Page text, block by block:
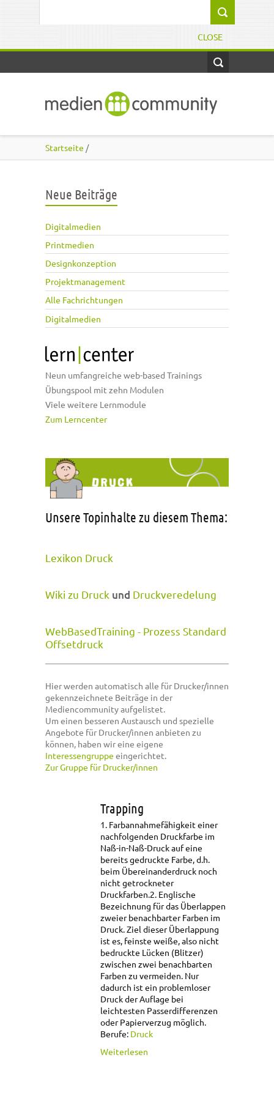
CLOSE
Startseite /
Neue Beiträge
Digitalmedien
Printmedien
Designkonzeption
Projektmanagement
Alle Fachrichtungen
Digitalmedien
Neun umfangreiche web-based Trainings
Übungspool mit zehn Modulen
Viele weitere Lernmodule
Zum Lerncenter
Unsere Topinhalte zu diesem Thema:
Lexikon Druck
Wiki zu Druck und Druckveredelung
WebBasedTraining - Prozess Standard
Offsetdruck
Hier werden automatisch alle für Drucker/innen
gekennzeichnete Beiträge in der
Mediencommunity aufgelistet.
Um einen besseren Austausch und spezielle
Angebote für Drucker/innen anbieten zu
können, haben wir eine eigene
Interessengruppe eingerichtet.
Zur Gruppe für Drucker/innen
Trapping
1. Farbannahmefähigkeit einer
nachfolgenden Druckfarbe im
Naß-in-Naß-Druck auf eine
bereits gedruckte Farbe, d.h.
beim Übereinanderdruck noch
nicht getrockneter
Druckfarben. 2. Englische
Bezeichnung für das Überlappen
zweier benachbarter Farben im
Druck. Ziel dieser Überlappung
ist es, feinste weiße, also nicht
bedruckte Lücken (Blitzer)
zwischen zwei benachbarten
Farben zu vermeiden. Nur
dadurch ist ein problemloser
Druck der Auflage bei
leichtesten Passerdifferenzen
oder Papierverzug möglich.
Berufe: Druck
Weiterlesen